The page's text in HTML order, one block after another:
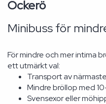
Öckerö
Minibuss för
För mindre och mer intima
ett utmärkt val:
Transport av
Mindre bröllop med
Svensexor eller